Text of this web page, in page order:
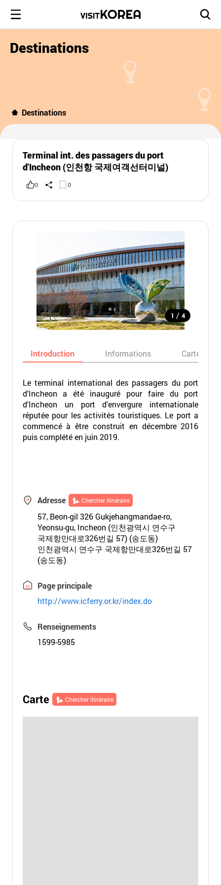
Destinations
Destinations
Terminal int. des passagers du port
d'Incheon (인천항 국제여객선터미널)
0 0
1 / 4
Introduction Informations Carte
Le terminal international des passagers du port
d'Incheon a été inauguré pour faire du port
d'Incheon un port d'envergure internationale
réputée pour les activités touristiques. Le port a
commencé à être construit en décembre 2016
puis complété en juin 2019.
Adresse Chercher itinéraire
57, Beon-gil 326 Gukjehangmandae-ro,
Yeonsu-gu, Incheon (인천광역시 연수구
국제항만대로326번길 57) (송도동)
인천광역시 연수구 국제항만대로326번길 57
(송도동)
Page principale
http://www.icferry.or.kr/index.do
Renseignements
1599-5985
Carte Chercher itinéraire